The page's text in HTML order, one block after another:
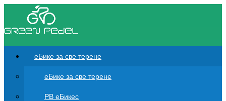
еБике за све терене
еБике за све терене
РВ еБикес